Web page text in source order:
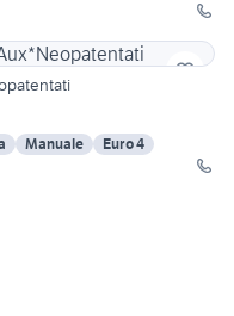
Manuale
Euro 4